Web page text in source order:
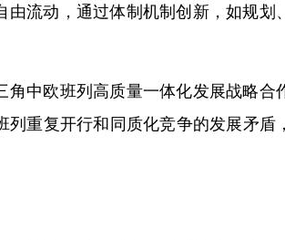
流动，通过体制机制创新，如规
中欧班列高质量一体化发展战略
重复开行和同质化竞争的发展矛盾